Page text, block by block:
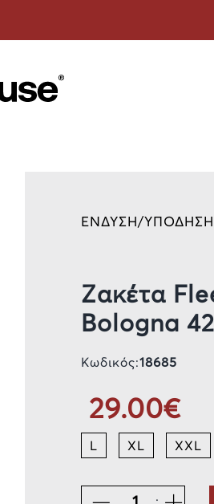
ΕΝΔΥΣΗ/ΥΠΟΔΗΣΗ
Ζακέτα
Bologna
Κωδικός:18685
29.00€
L XL XXL
.